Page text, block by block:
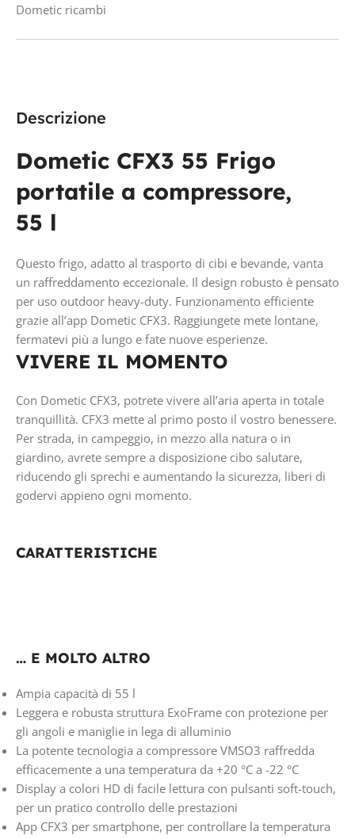
Descrizione
Dometic CFX3 55 Frigo
portatile a compressore,
55 l
Questo frigo, adatto al trasporto di cibi e bevande, vanta
un raffreddamento eccezionale. Il design robusto è pensato
per uso outdoor heavy-duty. Funzionamento efficiente
grazie all’app Dometic CFX3. Raggiungete mete lontane,
fermatevi più a lungo e fate nuove esperienze.
VIVERE IL MOMENTO
Con Dometic CFX3, potrete vivere all’aria aperta in totale
tranquillità. CFX3 mette al primo posto il vostro benessere.
Per strada, in campeggio, in mezzo alla natura o in
giardino, avrete sempre a disposizione cibo salutare,
riducendo gli sprechi e aumentando la sicurezza, liberi di
godervi appieno ogni momento.
CARATTERISTICHE
… E MOLTO ALTRO
Ampia capacità di 55 l
Leggera e robusta struttura ExoFrame con protezione per
gli angoli e maniglie in lega di alluminio
La potente tecnologia a compressore VMSO3 raffredda
efficacemente a una temperatura da +20 °C a -22 °C
Display a colori HD di facile lettura con pulsanti soft-touch,
per un pratico controllo delle prestazioni
App CFX3 per smartphone, per controllare la temperatura
Dometic ricambi